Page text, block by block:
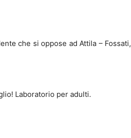
che si oppose ad Attila – Fossati,
Laboratorio per adulti.